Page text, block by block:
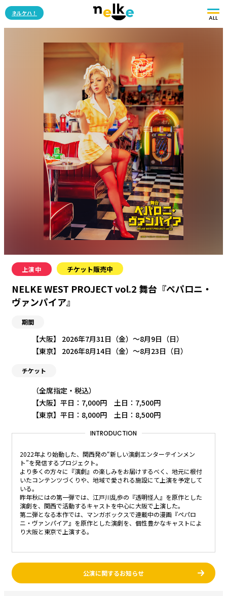
ネルケハ！
ALL
上演中 チケット販売中
NELKE WEST PROJECT vol.2 舞台『ペパロニ・
ヴァンパイア』
期間
【大阪】 2026年7月31日（金）〜8月9日（日）
【東京】 2026年8月14日（金）〜8月23日（日）
チケット
（全席指定・税込）
【大阪】平日：7,000円 土日：7,500円
【東京】平日：8,000円 土日：8,500円
INTRODUCTION
2022年より始動した、関西発の“新しい演劇エンターテインメン
ト”を発信するプロジェクト。
より多くの方々に『演劇』の楽しみをお届けするべく、地元に根付
いたコンテンツづくりや、地域で愛される施設にて上演を予定して
いる。
昨年秋にはの第一弾では、江戸川乱歩の『透明怪人』を原作とした
演劇を、関西で活動するキャストを中心に大阪で上演した。
第二弾となる本作では、マンガボックスで連載中の漫画『ペパロ
ニ・ヴァンパイア』を原作とした演劇を、個性豊かなキャストによ
り大阪と東京で上演する。
公演に関するお知らせ